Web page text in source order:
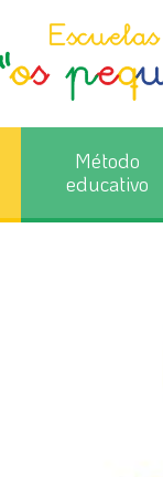
Método
educativo